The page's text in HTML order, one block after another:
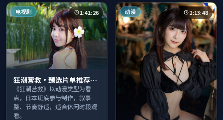
电视剧 1:41:26
狂潮营救·臻选片单推荐画
质清晰观看流畅
《狂潮营救》以动漫类型为看
点，日本班底参与制作，叙事完
整、节奏舒适，适合休闲时段观
看。
动漫 2:13:48